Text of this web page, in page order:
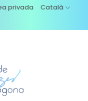
privada
Català